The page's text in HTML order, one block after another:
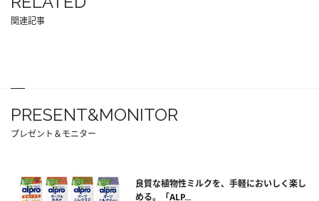
関連記事
PRESENT&MONITOR
プレゼント＆モニター
良質な植物性ミルクを、手軽においしく楽し
める。「ALP...